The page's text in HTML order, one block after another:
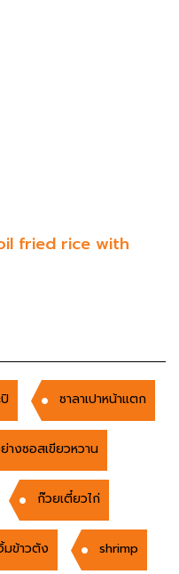
fried rice with
ซาลาเปาหน้าแตก
างซอสเขียวหวาน
ก๊วยเตี๋ยวไก่
มข้าวตัง shrimp